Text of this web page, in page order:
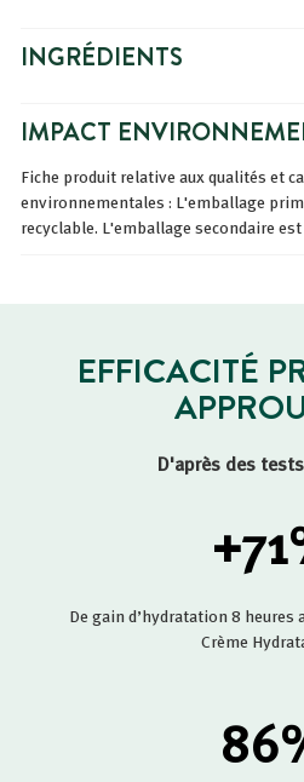
INGRÉDIENTS
IMPACT
Fiche produit relative aux qualités et
environnementales : L'emballage
recyclable. L'emballage secondaire
EFFICACITÉ
D'après des
+71
De gain d’hydratation 8 heures
Crème
86